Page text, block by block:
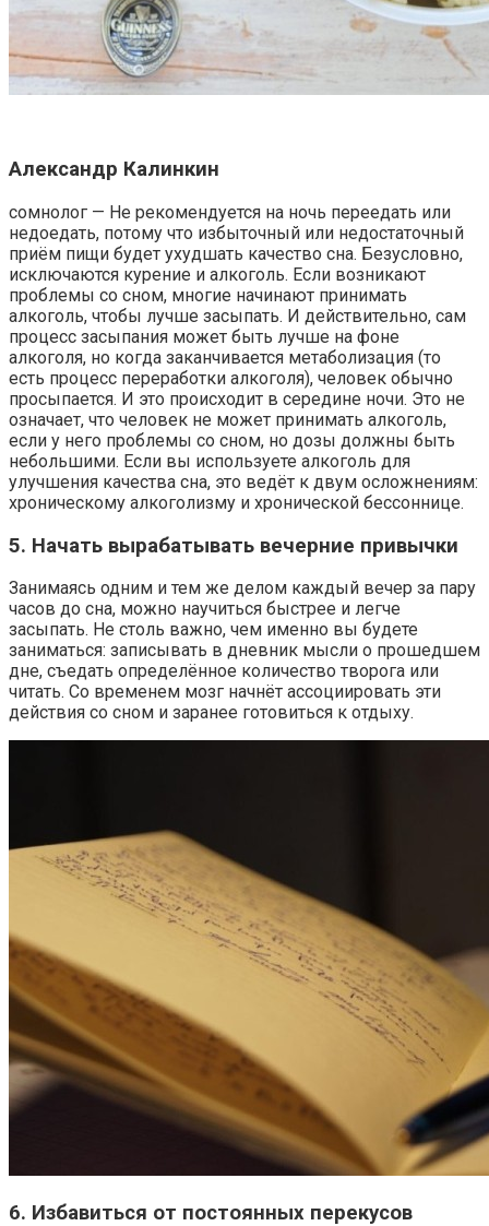
Александр Калинкин
сомнолог — Не рекомендуется на ночь переедать или
недоедать, потому что избыточный или недостаточный
приём пищи будет ухудшать качество сна. Безусловно,
исключаются курение и алкоголь. Если возникают
проблемы со сном, многие начинают принимать
алкоголь, чтобы лучше засыпать. И действительно, сам
процесс засыпания может быть лучше на фоне
алкоголя, но когда заканчивается метаболизация (то
есть процесс переработки алкоголя), человек обычно
просыпается. И это происходит в середине ночи. Это не
означает, что человек не может принимать алкоголь,
если у него проблемы со сном, но дозы должны быть
небольшими. Если вы используете алкоголь для
улучшения качества сна, это ведёт к двум осложнениям:
хроническому алкоголизму и хронической бессоннице.
5. Начать вырабатывать вечерние привычки
Занимаясь одним и тем же делом каждый вечер за пару
часов до сна, можно научиться быстрее и легче
засыпать. Не столь важно, чем именно вы будете
заниматься: записывать в дневник мысли о прошедшем
дне, съедать определённое количество творога или
читать. Со временем мозг начнёт ассоциировать эти
действия со сном и заранее готовиться к отдыху.
6. Избавиться от постоянных перекусов